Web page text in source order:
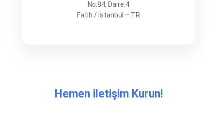
No:84, Daire:4
Fatih / İstanbul – TR
Hemen iletişim Kurun!